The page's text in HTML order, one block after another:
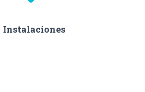
Instalaciones